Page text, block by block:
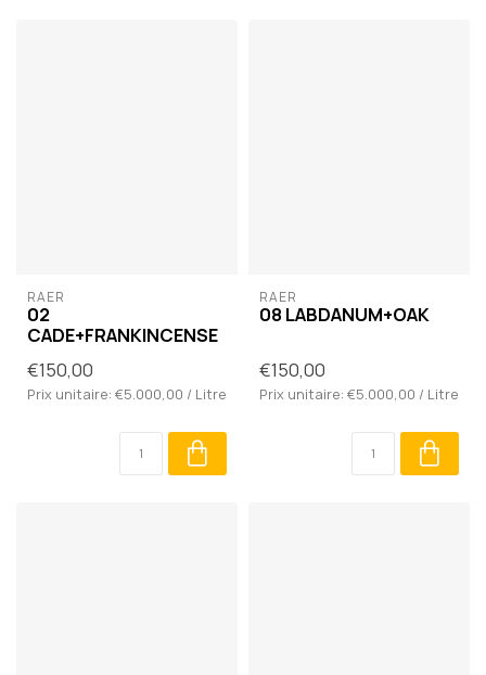
RAER
02
CADE+FRANKINCENSE
€150,00
Prix unitaire: €5.000,00 / Litre
RAER
08 LABDANUM+OAK
€150,00
Prix unitaire: €5.000,00 / Litre